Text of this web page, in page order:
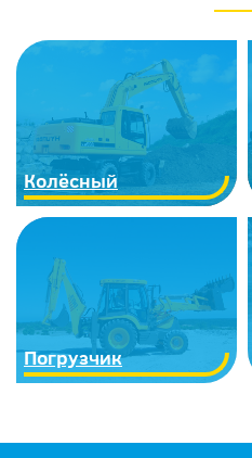
Колёсный
Погрузчик